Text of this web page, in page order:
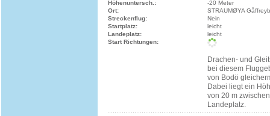
Höhenuntersch.:
-20 Meter
Ort:
STRAUMØYA
Streckenflug:
Nein
Startplatz:
leicht
Landeplatz:
leicht
Start Richtungen:
Drachen- und
bei diesem
von Bodö
Dabei liegt ein
von 20 m
Landeplatz.